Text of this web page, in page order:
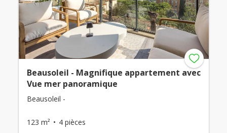
Beausoleil - Magnifique appartement avec
Vue mer panoramique
Beausoleil -
123 m² 4 pièces